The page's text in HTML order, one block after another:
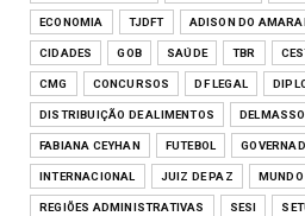
ECONOMIA TJDFT ADISON DO
CIDADES GOB SAÚDE TBR
CMG CONCURSOS DF LEGAL
DISTRIBUIÇÃO DE ALIMENTOS DELMASSO
FABIANA CEYHAN FUTEBOL
INTERNACIONAL JUIZ DE PAZ MUNDO
REGIÕES ADMINISTRATIVAS SESI